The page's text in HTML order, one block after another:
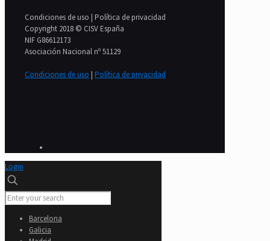
Condiciones de uso | Política de privacidad
Copyright 2018 © CISV España
NIF G86612173
Asociación Nacional nº 51129
Condiciones de uso | Política de privacidad
Login
Barcelona
Galicia